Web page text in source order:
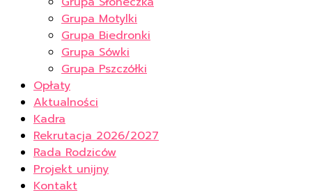
Grupa Motylki
Grupa Biedronki
Grupa Sówki
Grupa Pszczółki
Opłaty
Aktualności
Kadra
Rekrutacja 2026/2027
Rada Rodziców
Projekt unijny
Kontakt